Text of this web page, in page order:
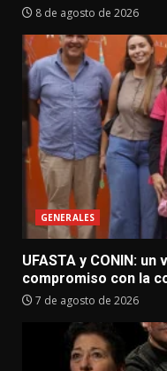
8 de agosto de 2026
GENERALES
UFASTA y CONIN:
compromiso con la
7 de agosto de 2026